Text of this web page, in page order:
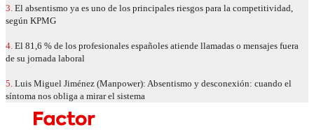
3. El absentismo ya es uno de los principales riesgos para la competitividad,
según KPMG
4. El 81,6 % de los profesionales españoles atiende llamadas o mensajes fuera
de su jornada laboral
5. Luis Miguel Jiménez (Manpower): Absentismo y desconexión: cuando el
síntoma nos obliga a mirar el sistema